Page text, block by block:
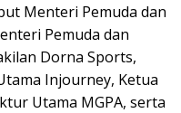
Menteri Pemuda dan
Pemuda dan
Dorna Sports,
Injourney, Ketua
Utama MGPA, serta